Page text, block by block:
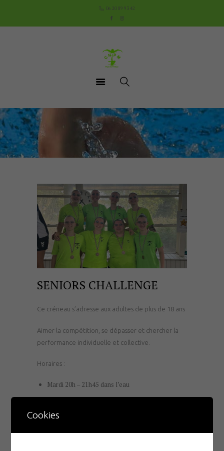
06 20 89 93 42
Le Club
Aquathlon du Pays
Mornantais
Documents utiles
SENIORS CHALLENGE
Ce créneau s’adresse aux adultes de plus de 18 ans
Aimer la compétition, se dépasser et chercher la
performance individuelle et collective.
Horaires :
Mardi 20h – 21h45 dans l’eau
Samedi 9h – 11h dans l’eau
Cookies